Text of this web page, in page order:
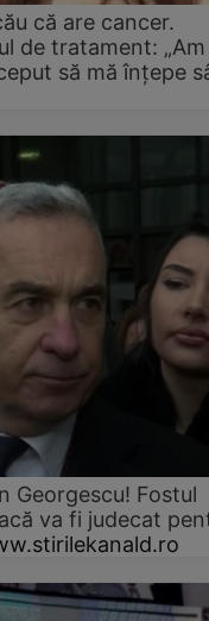
că are cancer.
de tratament:
să mă înțepe
Georgescu! Fostul
va fi judecat